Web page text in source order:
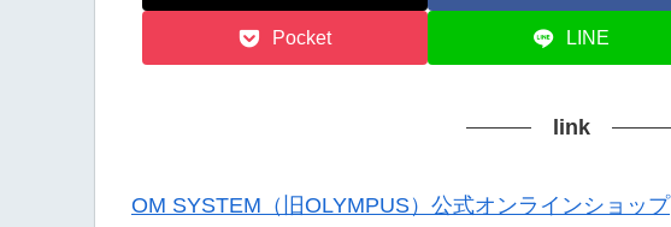
Pocket LINE
link
OM SYSTEM（旧OLYMPUS）公式オンラインショップ